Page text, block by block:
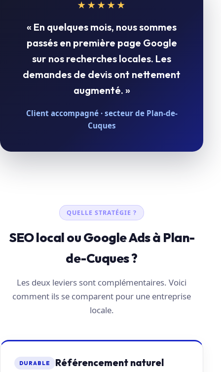
★★★★★
« En quelques mois, nous sommes
passés en première page Google
sur nos recherches locales. Les
demandes de devis ont nettement
augmenté. »
Client accompagné · secteur de Plan-de-
Cuques
QUELLE STRATÉGIE ?
SEO local ou Google Ads à Plan-
de-Cuques ?
Les deux leviers sont complémentaires. Voici
comment ils se comparent pour une entreprise
locale.
DURABLE Référencement naturel